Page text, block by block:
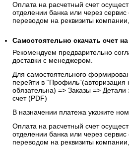
Оплата на расчетный счет
отделении банка или через сервис
переводом на реквизиты
Самостоятельно скачать счет
Рекомендуем предварительно
доставки с менеджером.
Для самостоятельного
перейти в “Профиль”(авторизация
обязательна) => Заказы =>
счет (PDF)
В назначении платежа укажите
Оплата на расчетный счет
отделении банка или через сервис
переводом на реквизиты